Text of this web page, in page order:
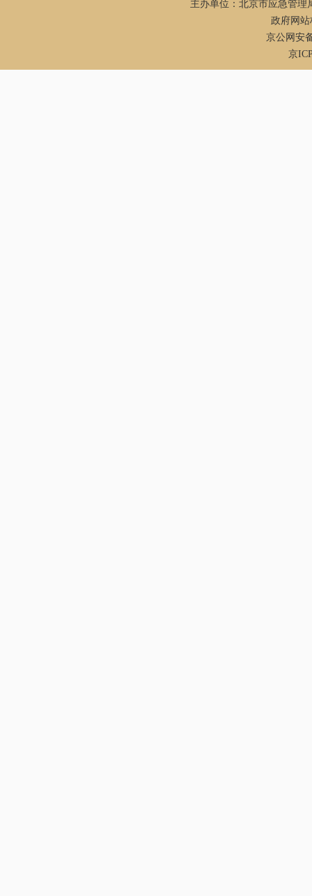
主办单位：北京市应急管
政府网站
京公网安
京